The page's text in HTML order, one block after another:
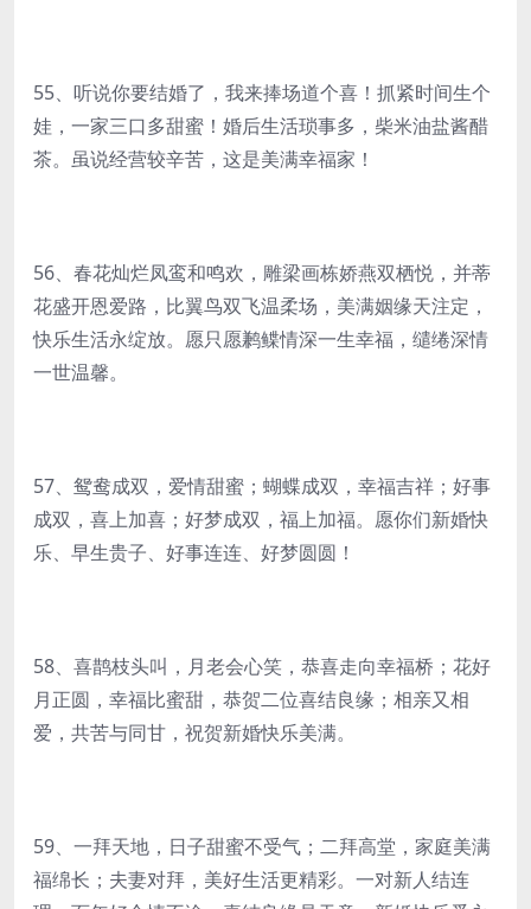
55、听说你要结婚了，我来捧场道个喜！抓紧时间生个
娃，一家三口多甜蜜！婚后生活琐事多，柴米油盐酱醋
茶。虽说经营较辛苦，这是美满幸福家！
56、春花灿烂凤鸾和鸣欢，雕梁画栋娇燕双栖悦，并蒂
花盛开恩爱路，比翼鸟双飞温柔场，美满姻缘天注定，
快乐生活永绽放。愿只愿鹣鲽情深一生幸福，缱绻深情
一世温馨。
57、鸳鸯成双，爱情甜蜜；蝴蝶成双，幸福吉祥；好事
成双，喜上加喜；好梦成双，福上加福。愿你们新婚快
乐、早生贵子、好事连连、好梦圆圆！
58、喜鹊枝头叫，月老会心笑，恭喜走向幸福桥；花好
月正圆，幸福比蜜甜，恭贺二位喜结良缘；相亲又相
爱，共苦与同甘，祝贺新婚快乐美满。
59、一拜天地，日子甜蜜不受气；二拜高堂，家庭美满
福绵长；夫妻对拜，美好生活更精彩。一对新人结连